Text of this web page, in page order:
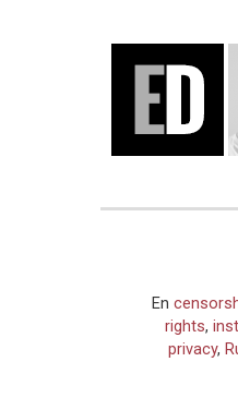
En
rights,
privacy,